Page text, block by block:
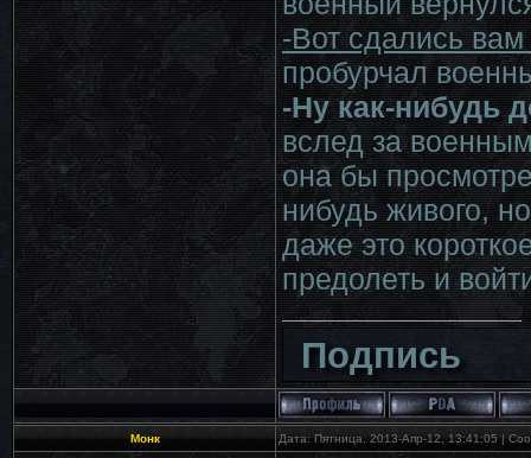
-Вот сдались
пробурчал
-Ну как-нибудь
вслед за
она бы
нибудь живого,
даже это
предолеть и
Подпись
Монк Дата: Пятница, 2013-Апр-12, 13:41:05 |